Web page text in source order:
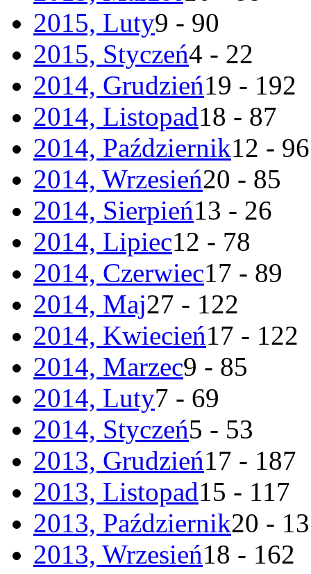
2015, Luty9 - 90
2015, Styczeń4 - 22
2014, Grudzień19 - 192
2014, Listopad18 - 87
2014, Październik12 - 96
2014, Wrzesień20 - 85
2014, Sierpień13 - 26
2014, Lipiec12 - 78
2014, Czerwiec17 - 89
2014, Maj27 - 122
2014, Kwiecień17 - 122
2014, Marzec9 - 85
2014, Luty7 - 69
2014, Styczeń5 - 53
2013, Grudzień17 - 187
2013, Listopad15 - 117
2013, Październik20 -
2013, Wrzesień18 - 162